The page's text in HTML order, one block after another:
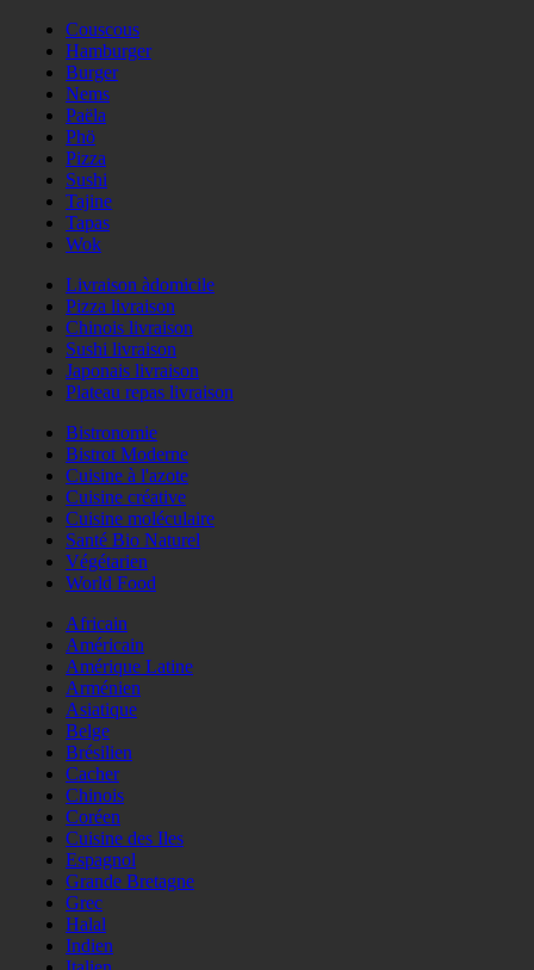
Couscous
Hamburger
Burger
Nems
Paëla
Phö
Pizza
Sushi
Tajine
Tapas
Wok
Livraison àdomicile
Pizza livraison
Chinois livraison
Sushi livraison
Japonais livraison
Plateau repas livraison
Bistronomie
Bistrot Moderne
Cuisine à l'azote
Cuisine créative
Cuisine moléculaire
Santé Bio Naturel
Végétarien
World Food
Africain
Américain
Amérique Latine
Arménien
Asiatique
Belge
Brésilien
Cacher
Chinois
Coréen
Cuisine des Iles
Espagnol
Grande Bretagne
Grec
Halal
Indien